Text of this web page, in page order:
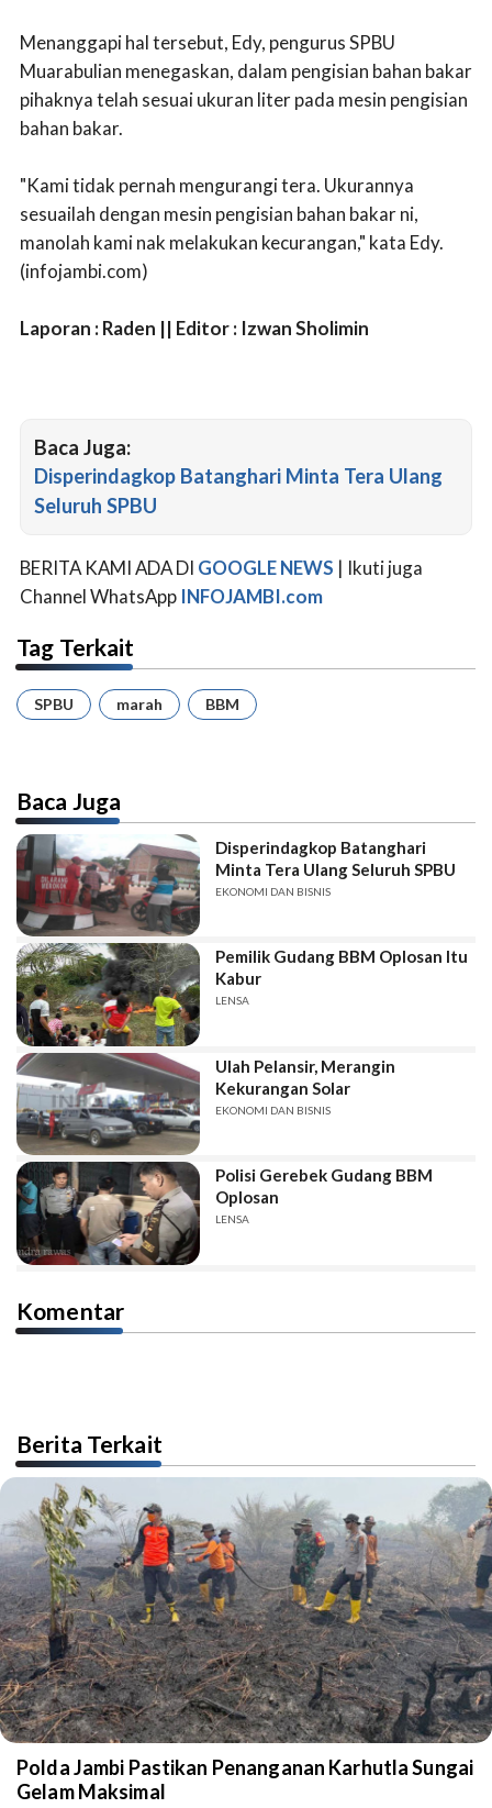
Menanggapi hal tersebut, Edy, pengurus SPBU
Muarabulian menegaskan, dalam pengisian bahan bakar
pihaknya telah sesuai ukuran liter pada mesin pengisian
bahan bakar.
"Kami tidak pernah mengurangi tera. Ukurannya
sesuailah dengan mesin pengisian bahan bakar ni,
manolah kami nak melakukan kecurangan," kata Edy.
(infojambi.com)
Laporan : Raden || Editor : Izwan Sholimin
Baca Juga:
Disperindagkop Batanghari Minta Tera Ulang
Seluruh SPBU
BERITA KAMI ADA DI GOOGLE NEWS | Ikuti juga
Channel WhatsApp INFOJAMBI.com
Tag Terkait
SPBU marah BBM
Baca Juga
Disperindagkop Batanghari
Minta Tera Ulang Seluruh SPBU
EKONOMI DAN BISNIS
Pemilik Gudang BBM Oplosan Itu
Kabur
LENSA
Ulah Pelansir, Merangin
Kekurangan Solar
EKONOMI DAN BISNIS
Polisi Gerebek Gudang BBM
Oplosan
LENSA
Komentar
Berita Terkait
Polda Jambi Pastikan Penanganan Karhutla Sungai
Gelam Maksimal